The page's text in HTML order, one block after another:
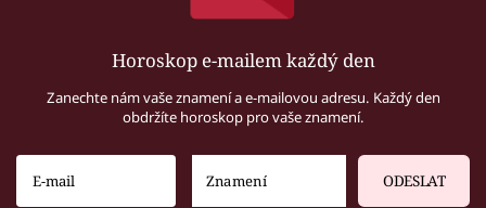
Horoskop e-mailem každý den
Zanechte nám vaše znamení a e-mailovou adresu. Každý den
obdržíte horoskop pro vaše znamení.
ODESLAT